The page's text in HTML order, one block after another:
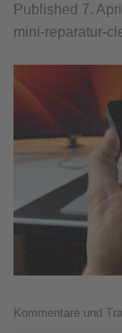
Published 7.
mini-reparatur-
Kommentare und